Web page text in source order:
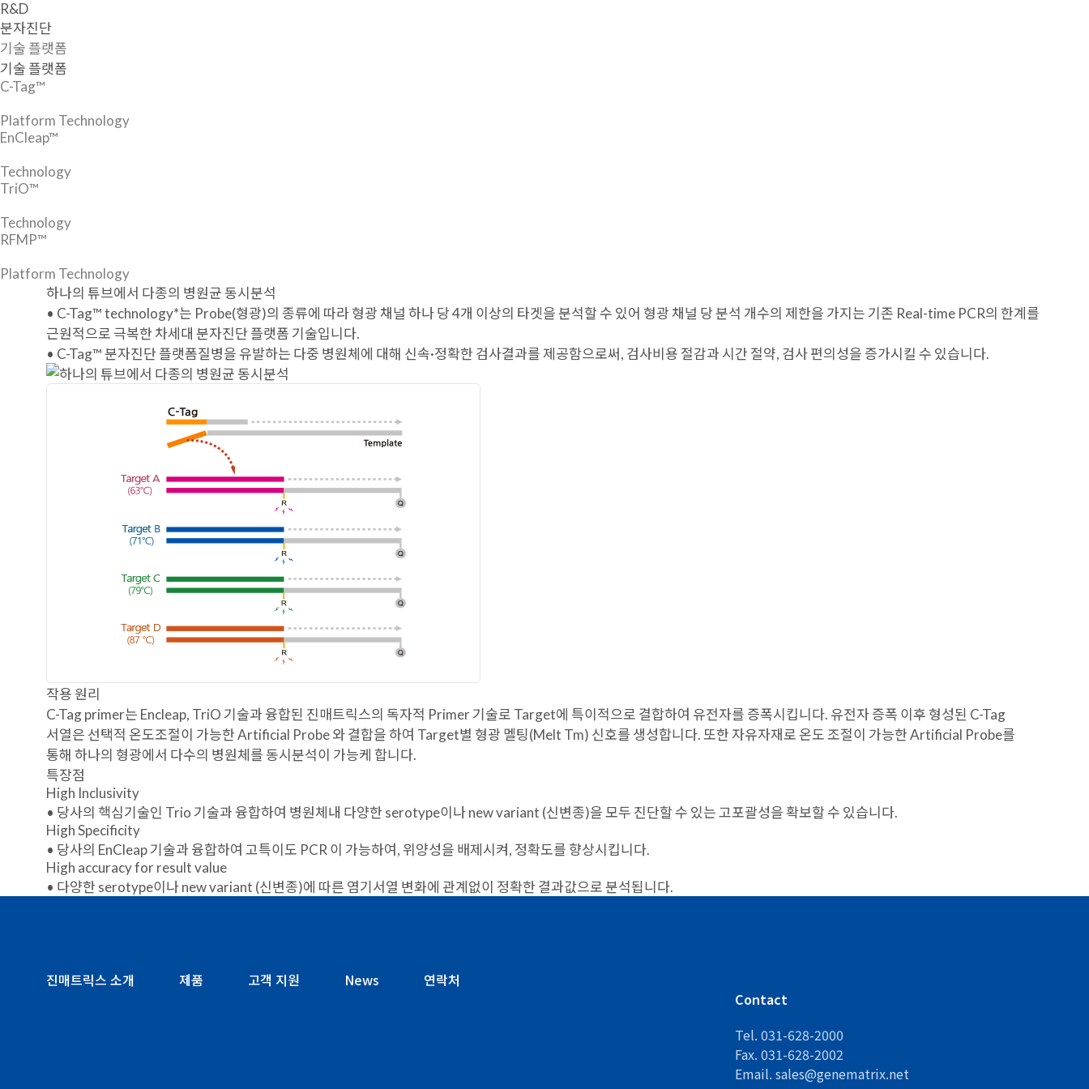
R&D
분자진단
기술 플랫폼
기술 플랫폼
C-Tag™
Platform Technology
EnCleap™
Technology
TriO™
Technology
RFMP™
Platform Technology
하나의 튜브에서 다종의 병원균 동시분석
• C-Tag™ technology*는 Probe(형광)의 종류에 따라 형광 채널 하나 당 4개 이상의 타겟을 분석할 수 있어 형광 채널 당 분석 개수의 제한을 가지는 기존 Real-time PCR의 한계를
근원적으로 극복한 차세대 분자진단 플랫폼 기술입니다.
• C-Tag™ 분자진단 플랫폼질병을 유발하는 다중 병원체에 대해 신속·정확한 검사결과를 제공함으로써, 검사비용 절감과 시간 절약, 검사 편의성을 증가시킬 수 있습니다.
작용 원리
C-Tag primer는 Encleap, TriO 기술과 융합된 진매트릭스의 독자적 Primer 기술로 Target에 특이적으로 결합하여 유전자를 증폭시킵니다. 유전자 증폭 이후 형성된 C-Tag
서열은 선택적 온도조절이 가능한 Artificial Probe 와 결합을 하여 Target별 형광 멜팅(Melt Tm) 신호를 생성합니다. 또한 자유자재로 온도 조절이 가능한 Artificial Probe를
통해 하나의 형광에서 다수의 병원체를 동시분석이 가능케 합니다.
특장점
High Inclusivity
• 당사의 핵심기술인 Trio 기술과 융합하여 병원체내 다양한 serotype이나 new variant (신변종)을 모두 진단할 수 있는 고포괄성을 확보할 수 있습니다.
High Specificity
• 당사의 EnCleap 기술과 융합하여 고특이도 PCR 이 가능하여, 위양성을 배제시켜, 정확도를 향상시킵니다.
High accuracy for result value
• 다양한 serotype이나 new variant (신변종)에 따른 염기서열 변화에 관계없이 정확한 결과값으로 분석됩니다.
진매트릭스 소개 제품 고객 지원 News
연락처
Contact
Tel. 031-628-2000
Fax. 031-628-2002
Email. sales@genematrix.net